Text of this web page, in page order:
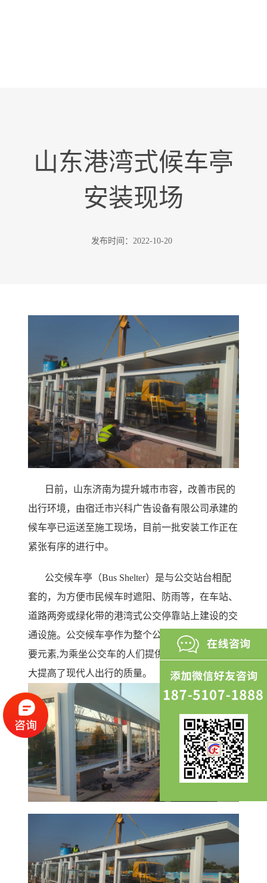
山东港湾式候车亭
安装现场
发布时间：2022-10-20
日前，山东济南为提升城市市容，改善市民的
出行环境，由宿迁市兴科广告设备有限公司承建的
候车亭已运送至施工现场，目前一批安装工作正在
紧张有序的进行中。
公交候车亭（Bus Shelter）是与公交站台相配
套的，为方便市民候车时遮阳、防雨等，在车站、
道路两旁或绿化带的港湾式公交停靠站上建设的交
通设施。公交候车亭作为整个公交候车体系中的重
要元素,为乘坐公交车的人们提供了很多的便利,大
大提高了现代人出行的质量。